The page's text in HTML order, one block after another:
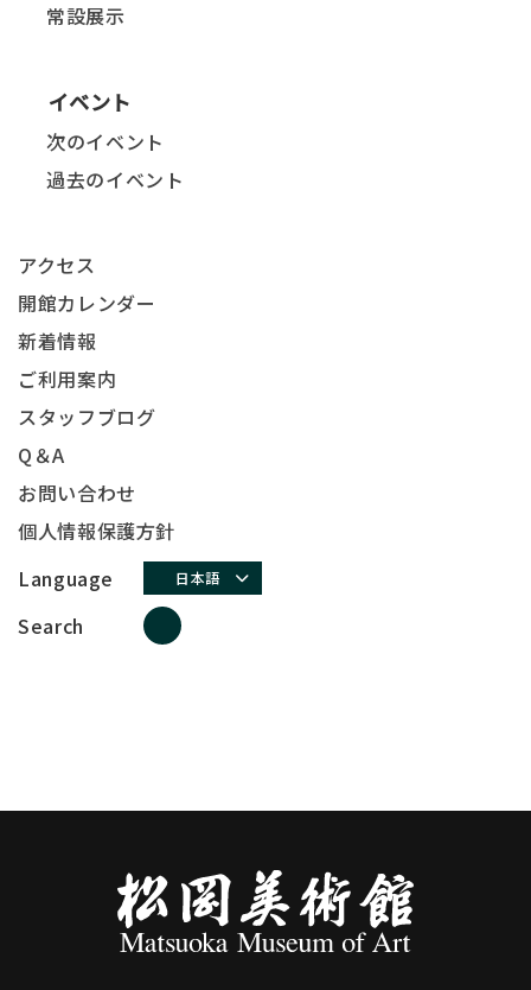
常設展示
イベント
次のイベント
過去のイベント
アクセス
開館カレンダー
新着情報
ご利用案内
スタッフブログ
Q＆A
お問い合わせ
個人情報保護方針
Language
日本語
Search